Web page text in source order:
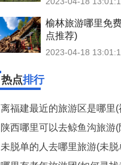
榆林旅游哪里免
点推荐)
2023-04-18
热点排行
离福建最近的旅游区是哪里(福建
陕西哪里可以去鲸鱼沟旅游
未脱单的人去哪里旅游(未脱单的人